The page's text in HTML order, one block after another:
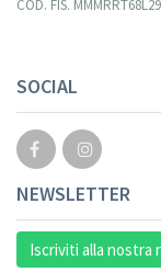
COD. FIS.
SOCIAL
NEWSLETTER
Iscriviti alla nostra